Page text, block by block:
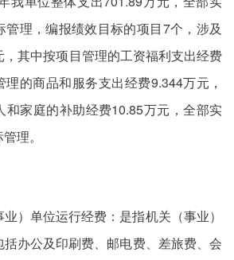
理，编报绩效目标的项目7个，涉及
其中按项目管理的工资福利支出经费
的商品和服务支出经费9.344万元，
和家庭的补助经费10.85万元，全部实
理。
业）单位运行经费：是指机关（事业）
办公及印刷费、邮电费、差旅费、会